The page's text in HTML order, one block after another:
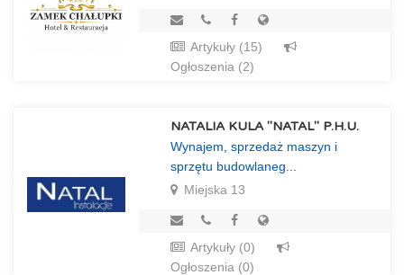
Artykuły (15)
Ogłoszenia (2)
NATALIA KULA "NATAL" P.H.U.
Wynajem, sprzedaż maszyn i
sprzętu budowlaneg...
Miejska 13
Artykuły (0)
Ogłoszenia (0)